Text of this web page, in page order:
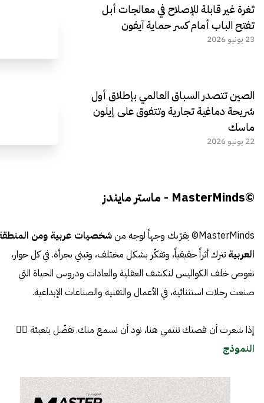
ثغرة غير قابلة للإصلاح في معالجات أبل
تفتح الباب أمام كسر حماية آيفون
23 يونيو 2026
الصين تتصدر السباق العالمي بإطلاق أول
شريحة دماغية تجارية وتتفوق على إيلون
ماسك
22 يونيو 2026
©MasterMinds - ماستر مايندز
MasterMinds© يقرّبك وجهاً لوجه من
شخصيات عربية ومن
العربية تترك أثراً حقيقياً، وتفكّر بشكل مختلف، وتبني بجرأة. في كل حوار،
نغوص خلف الكواليس لنكشف العقلية والعادات ودروس الحياة التي
صنعت رحلات استثنائية، في الأعمال والتقنية والصناعات الإبداعية.
إذا شعرت أن قصتك تنتمي هنا، نود أن نسمع منك. تفضّل بتعبئة 👈🏼
النموذج